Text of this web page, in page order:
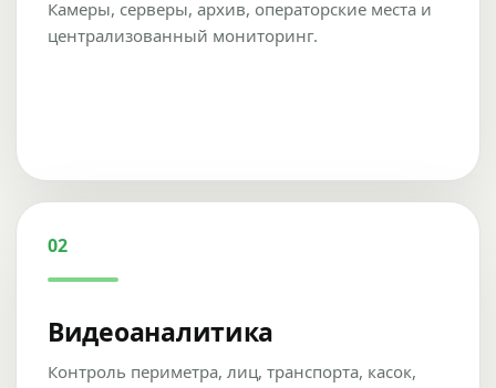
Камеры, серверы, архив, операторские места и
централизованный мониторинг.
02
Видеоаналитика
Контроль периметра, лиц, транспорта, касок,